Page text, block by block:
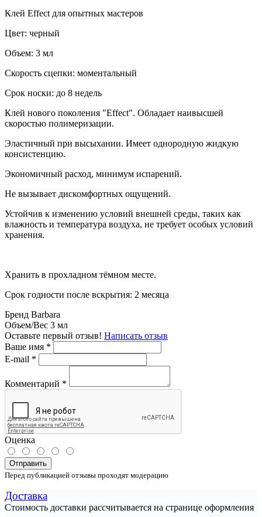
Клей Effect для опытных мастеров
Цвет: черный
Объем: 3 мл
Скорость сцепки: моментальный
Срок носки: до 8 недель
Клей нового поколения "Effect". Обладает наивысшей
скоростью полимеризации.
Эластичный при высыхании. Имеет однородную жидкую
консистенцию.
Экономичный расход, минимум испарений.
Не вызывает дискомфортных ощущений.
Устойчив к изменению условий внешней среды, таких как
влажность и температура воздуха, не требует особых условий
хранения.
Хранить в прохладном тёмном месте.
Срок годности после вскрытия: 2 месяца
Бренд Barbara
Объем/Вес 3 мл
Оставьте первый отзыв! Написать отзыв
Ваше имя *
E-mail *
Комментарий *
Оценка
Отправить
Перед публикацией отзывы проходят модерацию
Доставка
Стоимость доставки рассчитывается на странице оформления